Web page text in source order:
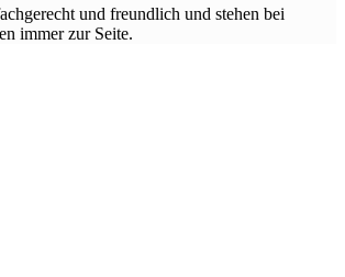
und freundlich und stehen bei
immer zur Seite.